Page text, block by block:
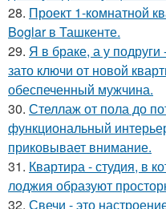
28. Проект 1-комнатной
Boglar в Ташкенте.
29. Я в браке, а у
зато ключи от новой
обеспеченный мужчина.
30. Стеллаж от пола до
функциональный
приковывает внимание.
31. Квартира - студия, в
лоджия образуют
32. Свечи - это